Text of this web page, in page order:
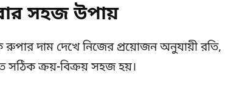
সহজ উপায়
দাম দেখে নিজের প্রয়োজন অনুযায়ী রতি,
সঠিক ক্রয়-বিক্রয় সহজ হয়।